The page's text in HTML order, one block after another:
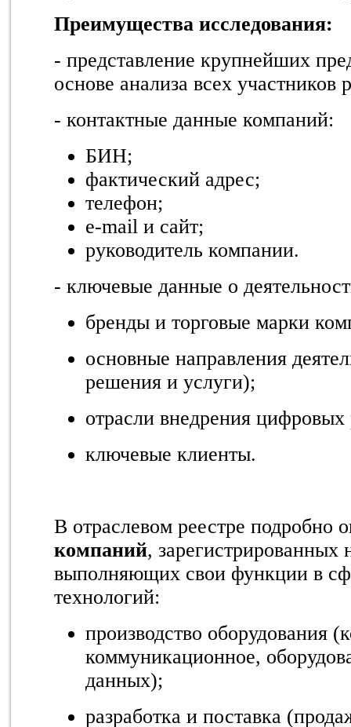
Преимущества исследования:
- представление крупнейших
основе анализа всех участников
- контактные данные компаний:
БИН;
фактический адрес;
телефон;
e-mail и сайт;
руководитель компании.
- ключевые данные о
бренды и торговые марки
основные направления
решения и услуги);
отрасли внедрения
ключевые клиенты.
В отраслевом реестре подробно
компаний, зарегистрированных
выполняющих свои функции в
технологий:
производство оборудования
коммуникационное,
данных);
разработка и поставка